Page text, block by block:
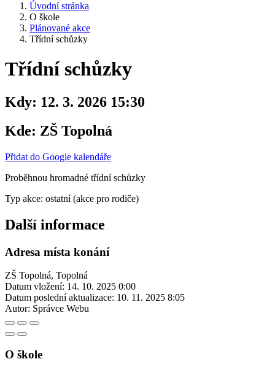
Úvodní stránka
O škole
Plánované akce
Třídní schůzky
Třídní schůzky
Kdy: 12. 3. 2026 15:30
Kde: ZŠ Topolná
Přidat do Google kalendáře
Proběhnou hromadné třídní schůzky
Typ akce: ostatní (akce pro rodiče)
Další informace
Adresa místa konání
ZŠ Topolná, Topolná
Datum vložení: 14. 10. 2025 0:00
Datum poslední aktualizace: 10. 11. 2025 8:05
Autor: Správce Webu
O škole